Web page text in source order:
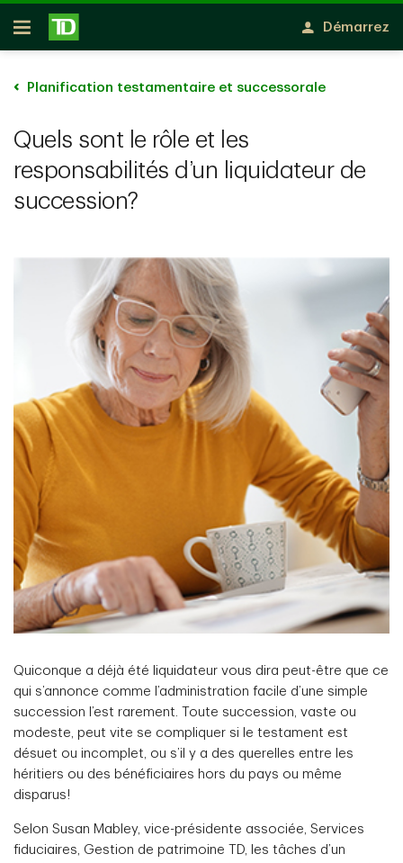
Passer au contenu principal
Ouvert
Démarrez
Planification testamentaire et successorale
Quels sont le rôle et les
responsabilités d’un liquidateur de
succession?
Quiconque a déjà été liquidateur vous dira peut-être que ce
qui s’annonce comme l’administration facile d’une simple
succession l’est rarement. Toute succession, vaste ou
modeste, peut vite se compliquer si le testament est
désuet ou incomplet, ou s’il y a des querelles entre les
héritiers ou des bénéficiaires hors du pays ou même
disparus!
Selon Susan Mabley, vice-présidente associée, Services
fiduciaires, Gestion de patrimoine TD, les tâches d’un